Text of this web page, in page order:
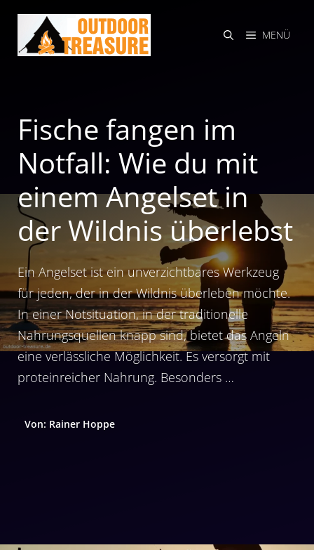
springen
MENÜ
Fische fangen im
Notfall: Wie du mit
einem Angelset in
der Wildnis überlebst
Ein Angelset ist ein unverzichtbares Werkzeug
für jeden, der in der Wildnis überleben möchte.
In einer Notsituation, in der traditionelle
Nahrungsquellen knapp sind, bietet das Angeln
eine verlässliche Möglichkeit. Es versorgt mit
proteinreicher Nahrung. Besonders …
Von: Rainer Hoppe